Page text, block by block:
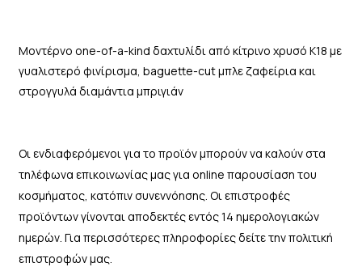
Μοντέρνο one-of-a-kind δαχτυλίδι από κίτρινο χρυσό Κ18 με
γυαλιστερό φινίρισμα, baguette-cut μπλε ζαφείρια και
στρογγυλά διαμάντια μπριγιάν
Οι ενδιαφερόμενοι για το προϊόν μπορούν να καλούν στα
τηλέφωνα επικοινωνίας μας για online παρουσίαση του
κοσμήματος, κατόπιν συνεννόησης. Οι επιστροφές
προϊόντων γίνονται αποδεκτές εντός 14 ημερολογιακών
ημερών. Για περισσότερες πληροφορίες δείτε την πολιτική
επιστροφών μας.